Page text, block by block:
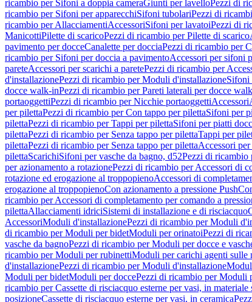
ricambio per Sifoni a doppia cameraGiunti per lavelloPezzi di
ricambio per Sifoni per apparecchiSifoni tubolariPezzi di
ricambio per AllacciamentiAccessoriSifoni per lavatoiPezzi di
ManicottiPilette di scaricoPezzi di ricambio per Pilette di scarico
pavimento per docceCanalette per docciaPezzi di ricambio per
ricambio per Sifoni per doccia a pavimentoAccessori per sifoni
pareteAccessori per scarichi a paretePezzi di ricambio per
d'installazionePezzi di ricambio per Moduli d'installazioneSifoni
docce walk-inPezzi di ricambio per Pareti laterali per docce
portaoggettiPezzi di ricambio per Nicchie portaoggettiAccessori
per pilettaPezzi di ricambio per Con tappo per pilettaSifoni per
pilettaPezzi di ricambio per Tappi per pilettaSifoni per piatti
pilettaPezzi di ricambio per Senza tappo per pilettaTappi per
pilettaPezzi di ricambio per Senza tappo per pilettaAccessori
pilettaScarichiSifoni per vasche da bagno, d52Pezzi di ricambio
per azionamento a rotazionePezzi di ricambio per Accessori di
rotazione ed erogazione al troppopienoAccessori di
erogazione al troppopienoCon azionamento a pressione
ricambio per Accessori di completamento per comando a
pilettaAllacciamenti idriciSistemi di installazione e di risciacquo
AccessoriModuli d'installazionePezzi di ricambio per Moduli
di ricambio per Moduli per bidetModuli per orinatoiPezzi di
vasche da bagnoPezzi di ricambio per Moduli per docce e
ricambio per Moduli per rubinettiModuli per carichi agenti sulle
d'installazionePezzi di ricambio per Moduli d'installazione
Moduli per bidetModuli per doccePezzi di ricambio per Moduli
ricambio per Cassette di risciacquo esterne per vasi, in materiale
posizioneCassette di risciacquo esterne per vasi, in ceramica